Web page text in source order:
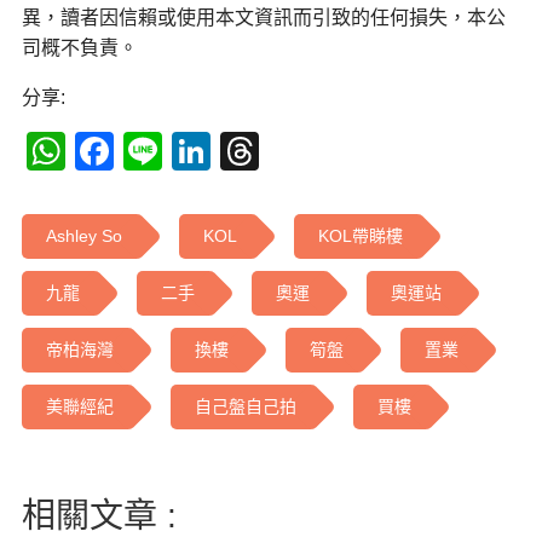
異，讀者因信賴或使用本文資訊而引致的任何損失，本公
司概不負責。
分享:
WhatsApp
Facebook
LineLinkedIn
Ashley So KOL KOL帶睇樓
九龍 二手 奧運 奧運站
帝柏海灣 換樓 筍盤 置業
美聯經紀 自己盤自己拍 買樓
相關文章 :